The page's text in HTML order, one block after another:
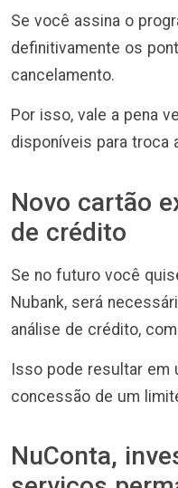
Se você assina o
definitivamente os
cancelamento.
Por isso, vale a pena
disponíveis para troca
Novo cartão
de crédito
Se no futuro você
Nubank, será
análise de crédito,
Isso pode resultar em
concessão de um
NuConta,